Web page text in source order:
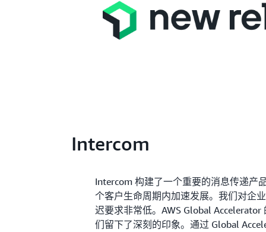
Intercom
Intercom 构建了一个重要的消息传递产
个客户生命周期内加速发展。我们对企
迟要求非常低。AWS Global
们留下了深刻的印象。通过 Global